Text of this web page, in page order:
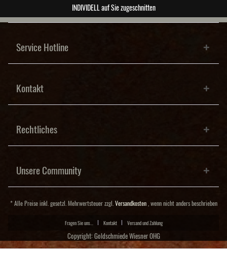
INDIVIDELL auf Sie zugeschnitten
Service Hotline
Kontakt
Rechtliches
Unsere Community
* Alle Preise inkl. gesetzl. Mehrwertsteuer zzgl. Versandkosten, wenn nicht anders beschrieben
Fragen Sie uns... Kontakt Versand und Zahlung
Copyright: Goldschmiede Wiesner OHG